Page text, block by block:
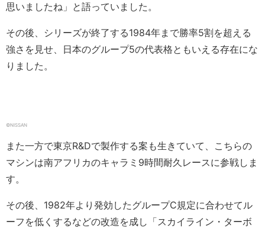
思いましたね」と語っていました。
その後、シリーズが終了する1984年まで勝率5割を超える
強さを見せ、日本のグループ5の代表格ともいえる存在にな
りました。
©️NISSAN
また一方で東京R&Dで製作する案も生きていて、こちらの
マシンは南アフリカのキャラミ9時間耐久レースに参戦しま
す。
その後、1982年より発効したグループC規定に合わせてル
ーフを低くするなどの改造を成し「スカイライン・ターボ